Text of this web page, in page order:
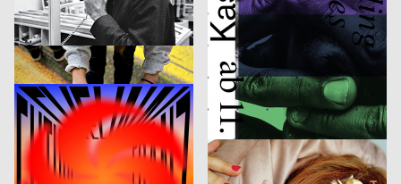
Swim City
AR Specimen
Claudiabasel Grafik & Interaktion CH
2019
Unterem Radar
Claudiabasel Grafik & Interaktion CH
2019
SAM 35
Studio Mark Bohle, Kormann Raffael D
2019
Tonight at Merlin
Data-Orbit CH
2019
Bricolage
CoDe. Zürich GmbH CH
2019
Very Much Dutch
studio VIE A
2019
Tanzquartier Wien Kampagne – Jakob Lena Knebl